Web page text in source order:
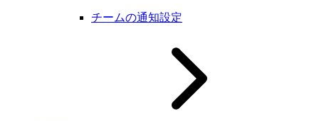
チームの通知設定